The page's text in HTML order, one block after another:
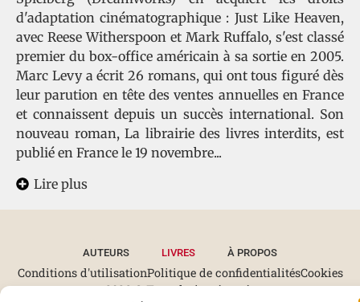
d'adaptation cinématographique : Just Like Heaven,
avec Reese Witherspoon et Mark Ruffalo, s'est classé
premier du box-office américain à sa sortie en 2005.
Marc Levy a écrit 26 romans, qui ont tous figuré dès
leur parution en tête des ventes annuelles en France
et connaissent depuis un succès international. Son
nouveau roman, La librairie des livres interdits, est
publié en France le 19 novembre...
Lire plus
AUTEURS LIVRES À PROPOS
Conditions d'utilisationPolitique de confidentialitésCookies
2026 © Tous droits réservés